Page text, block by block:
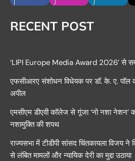
RECENT POST
‘LIPI Europe Media Award 2026’ से
एफसीआरए संशोधन विधेयक पर डॉ. के. ए. पॉल
अपील
एमसीएम डीएवी कॉलेज से गूंजा ‘नो नशा नेशन’
नशामुक्ति की शपथ
राज्यसभा में टीडीपी सांसद चिंतकायला विजय ने
से लंबित मामलों और न्यायिक देरी का मुद्दा उठाया